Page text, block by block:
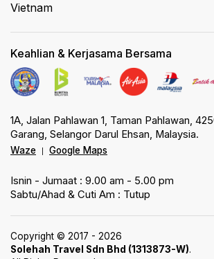
Vietnam
Keahlian & Kerjasama Bersama
1A, Jalan Pahlawan 1, Taman Pahlawan,
Garang, Selangor Darul Ehsan, Malaysia.
Waze Google Maps
Isnin - Jumaat : 9.00 am - 5.00 pm
Sabtu/Ahad & Cuti Am : Tutup
Copyright © 2017 - 2026
Solehah Travel Sdn Bhd (1313873-W).